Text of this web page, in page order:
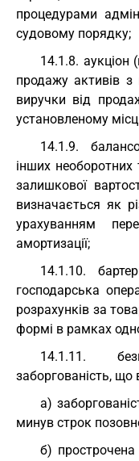
процедурами
судовому порядку;
14.1.8. аукціон
продажу активів
виручки від
установленому
14.1.9.
інших необоротних
залишкової
визначається як
урахуванням
амортизації;
14.1.10.
господарська
розрахунків за
формі в рамках
14.1.11.
заборгованість, що
а)
минув строк
б)